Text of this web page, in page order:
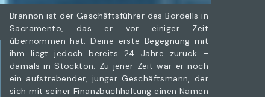
Brannon ist der Geschäftsführer des Bordells in
Sacramento, das er vor einiger Zeit
übernommen hat. Deine erste Begegnung mit
ihm liegt jedoch bereits 24 Jahre zurück –
damals in Stockton. Zu jener Zeit war er noch
ein aufstrebender, junger Geschäftsmann, der
sich mit seiner Finanzbuchhaltung einen Namen